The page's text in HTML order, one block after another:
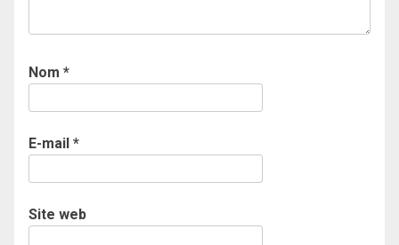
Nom *
E-mail *
Site web